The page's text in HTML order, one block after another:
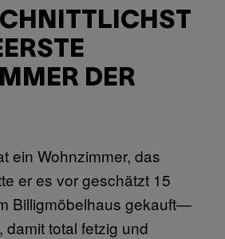
DER
ein Wohnzimmer, das
er es vor geschätzt 15
Billigmöbelhaus gekauft—
damit total fetzig und